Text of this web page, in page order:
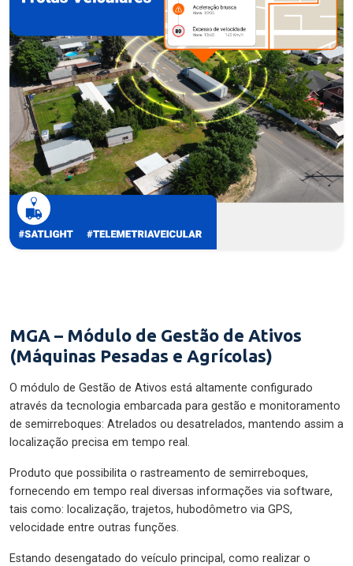
MGA – Módulo de Gestão de Ativos
(Máquinas Pesadas e Agrícolas)
O módulo de Gestão de Ativos está altamente configurado
através da tecnologia embarcada para gestão e monitoramento
de semirreboques: Atrelados ou desatrelados, mantendo assim a
localização precisa em tempo real.
Produto que possibilita o rastreamento de semirreboques,
fornecendo em tempo real diversas informações via software,
tais como: localização, trajetos, hubodômetro via GPS,
velocidade entre outras funções.
Estando desengatado do veículo principal, como realizar o